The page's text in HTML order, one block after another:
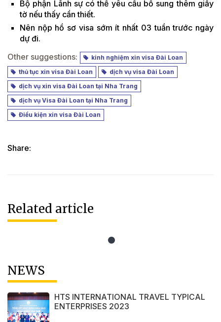
Bộ phận Lãnh sự có thể yêu cầu bổ sung thêm giấy
tờ nếu thấy cần thiết.
Nên nộp hồ sơ visa sớm ít nhất 03 tuần trước ngày
dự đi.
Other suggestions:
kinh nghiệm xin visa Đài Loan
thủ tục xin visa Đài Loan
dịch vụ visa Đài Loan
dịch vụ xin visa Đài Loan tại Nha Trang
dịch vụ Visa Đài Loan tại Nha Trang
Điều kiện xin visa Đài Loan
Share:
Related article
NEWS
HTS INTERNATIONAL TRAVEL TYPICAL
ENTERPRISES 2023